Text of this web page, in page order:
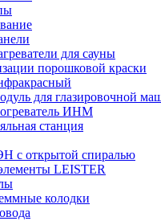
для сауны
порошковой краски
для глазировочной
ИНМ
станция
с открытой спиралью
LEISTER
колодки